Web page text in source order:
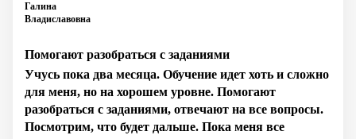
Галина
Владиславовна
Помогают разобраться с заданиями
Учусь пока два месяца. Обучение идет хоть и сложно
для меня, но на хорошем уровне. Помогают
разобраться с заданиями, отвечают на все вопросы.
Посмотрим, что будет дальше. Пока меня все